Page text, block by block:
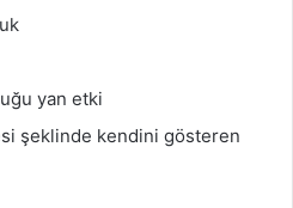
yan etki
şeklinde kendini gösteren